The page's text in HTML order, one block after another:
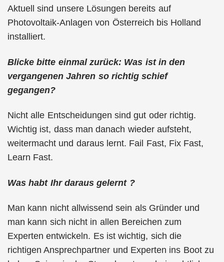
Aktuell sind unsere Lösungen bereits auf
Photovoltaik-Anlagen von Österreich bis Holland
installiert.
Blicke bitte einmal zurück: Was ist in den
vergangenen Jahren so richtig schief
gegangen?
Nicht alle Entscheidungen sind gut oder richtig.
Wichtig ist, dass man danach wieder aufsteht,
weitermacht und daraus lernt. Fail Fast, Fix Fast,
Learn Fast.
Was habt Ihr daraus gelernt ?
Man kann nicht allwissend sein als Gründer und
man kann sich nicht in allen Bereichen zum
Experten entwickeln. Es ist wichtig, sich die
richtigen Ansprechpartner und Experten ins Boot zu